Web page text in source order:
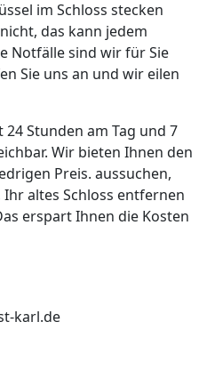
im Schloss stecken
das kann jedem
Notfälle sind wir für Sie
Sie uns an und wir eilen
Stunden am Tag und 7
Wir bieten Ihnen den
Preis. aussuchen,
altes Schloss entfernen
erspart Ihnen die Kosten
karl.de